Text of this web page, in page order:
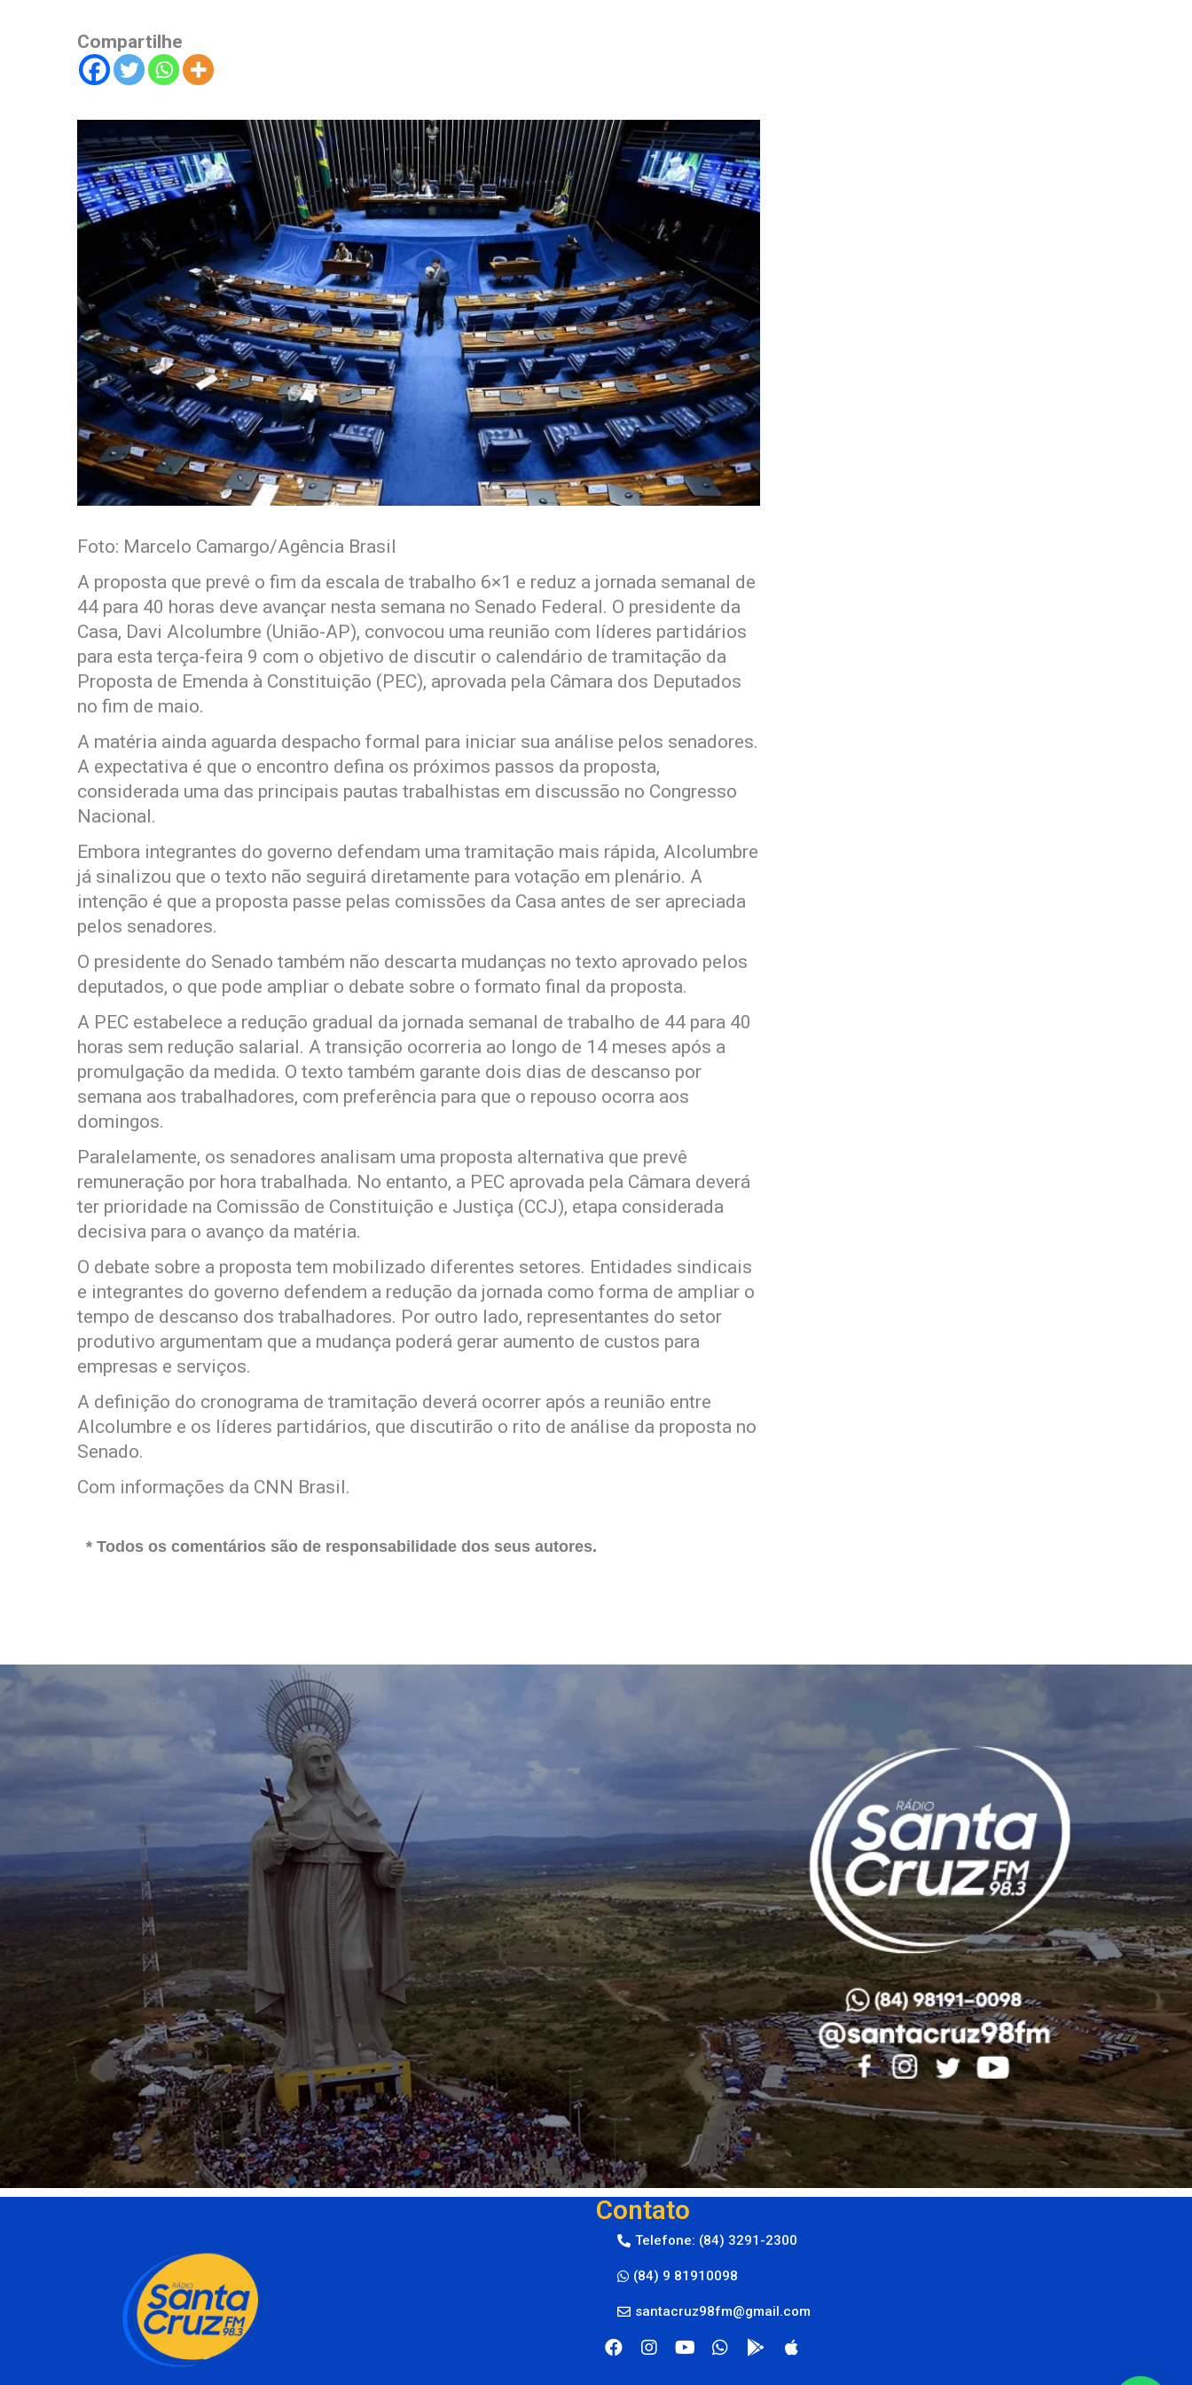
Compartilhe
Foto: Marcelo Camargo/Agência Brasil
A proposta que prevê o fim da escala de trabalho 6×1 e reduz a jornada semanal de
44 para 40 horas deve avançar nesta semana no Senado Federal. O presidente da
Casa, Davi Alcolumbre (União-AP), convocou uma reunião com líderes partidários
para esta terça-feira 9 com o objetivo de discutir o calendário de tramitação da
Proposta de Emenda à Constituição (PEC), aprovada pela Câmara dos Deputados
no fim de maio.
A matéria ainda aguarda despacho formal para iniciar sua análise pelos senadores.
A expectativa é que o encontro defina os próximos passos da proposta,
considerada uma das principais pautas trabalhistas em discussão no Congresso
Nacional.
Embora integrantes do governo defendam uma tramitação mais rápida, Alcolumbre
já sinalizou que o texto não seguirá diretamente para votação em plenário. A
intenção é que a proposta passe pelas comissões da Casa antes de ser apreciada
pelos senadores.
O presidente do Senado também não descarta mudanças no texto aprovado pelos
deputados, o que pode ampliar o debate sobre o formato final da proposta.
A PEC estabelece a redução gradual da jornada semanal de trabalho de 44 para 40
horas sem redução salarial. A transição ocorreria ao longo de 14 meses após a
promulgação da medida. O texto também garante dois dias de descanso por
semana aos trabalhadores, com preferência para que o repouso ocorra aos
domingos.
Paralelamente, os senadores analisam uma proposta alternativa que prevê
remuneração por hora trabalhada. No entanto, a PEC aprovada pela Câmara deverá
ter prioridade na Comissão de Constituição e Justiça (CCJ), etapa considerada
decisiva para o avanço da matéria.
O debate sobre a proposta tem mobilizado diferentes setores. Entidades sindicais
e integrantes do governo defendem a redução da jornada como forma de ampliar o
tempo de descanso dos trabalhadores. Por outro lado, representantes do setor
produtivo argumentam que a mudança poderá gerar aumento de custos para
empresas e serviços.
A definição do cronograma de tramitação deverá ocorrer após a reunião entre
Alcolumbre e os líderes partidários, que discutirão o rito de análise da proposta no
Senado.
Com informações da CNN Brasil.
* Todos os comentários são de responsabilidade dos seus autores.
Contato
Telefone: (84) 3291-2300
(84) 9 81910098
santacruz98fm@gmail.com